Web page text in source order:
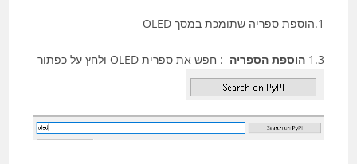
1.הוספת ספריה שתומכת במסך OLED
1.3 הוספת הספריה : חפש את ספרית OLED ולחץ על כפתור